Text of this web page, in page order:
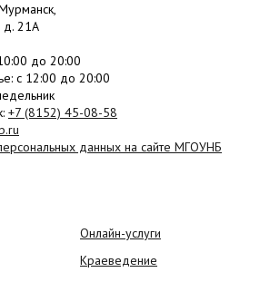
д. 21А
до 20:00
: c 12:00 до 20:00
+7 (8152) 45-08-58
данных на сайте МГОУНБ
Онлайн-услуги
Краеведение